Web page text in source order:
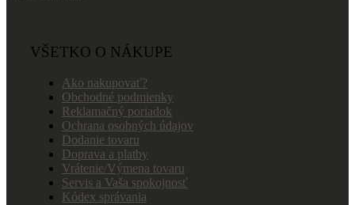
VŠETKO O NÁKUPE
Ako nakupovať?
Obchodné podmienky
Reklamačný poriadok
Ochrana osobných údajov
Dodanie tovaru
Doprava a platby
Vrátenie/Výmena tovaru
Servis a Vaša spokojnosť
Kódex správania